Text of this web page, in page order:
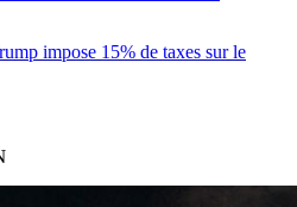
impose 15% de taxes sur le